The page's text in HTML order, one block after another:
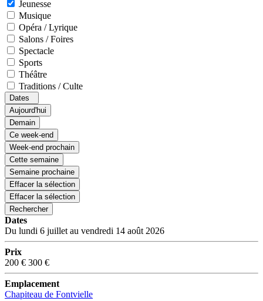
Jeunesse
Musique
Opéra / Lyrique
Salons / Foires
Spectacle
Sports
Théâtre
Traditions / Culte
Dates
Aujourd'hui
Demain
Ce week-end
Week-end prochain
Cette semaine
Semaine prochaine
Effacer la sélection
Effacer la sélection
Rechercher
Dates
Du lundi 6 juillet au vendredi 14 août 2026
Prix
200 € 300 €
Emplacement
Chapiteau de Fontvielle